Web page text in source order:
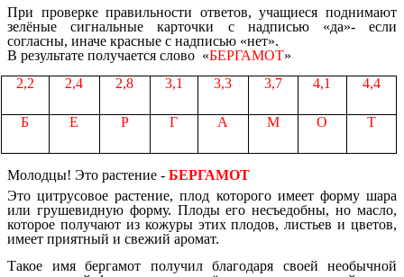
При проверке правильности ответов, учащиеся поднимают
зелёные сигнальные карточки с надписью «да»- если
согласны, иначе красные с надписью «нет».
В результате получается слово «БЕРГАМОТ»
2,2
2,4 2,8 3,1 3,3 3,7 4,1 4,4
Б Е Р Г А М О Т
Молодцы! Это растение - БЕРГАМОТ
Это цитрусовое растение, плод которого имеет форму шара
или грушевидную форму. Плоды его несъедобны, но масло,
которое получают из кожуры этих плодов, листьев и цветов,
имеет приятный и свежий аромат.
Такое имя бергамот получил благодаря своей необычной